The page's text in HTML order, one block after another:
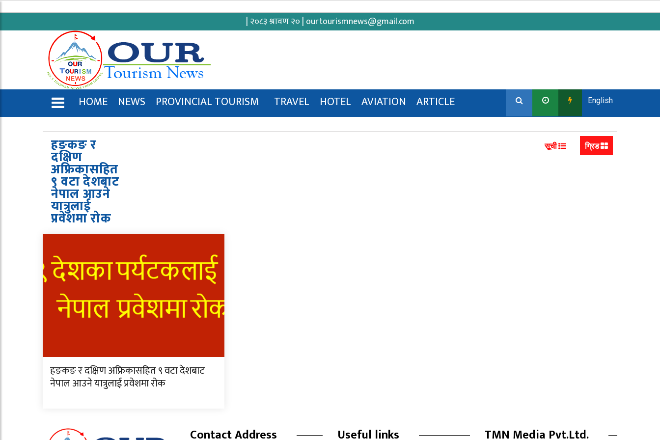
| २०८३ श्रावण २० | ourtourismnews@gmail.com
HOME NEWS PROVINCIAL TOURISM TRAVEL HOTEL AVIATION
ARTICLE
ENGLISH
English
हङकङ र
दक्षिण
अफ्रिकासहित
९ वटा देशबाट
नेपाल आउने
यात्रुलाई
प्रवेशमा रोक
सूची ग्रिड
हङकङ र दक्षिण अफ्रिकासहित ९ वटा देशबाट
नेपाल आउने यात्रुलाई प्रवेशमा रोक
Contact Address Useful links TMN Media Pvt.Ltd.